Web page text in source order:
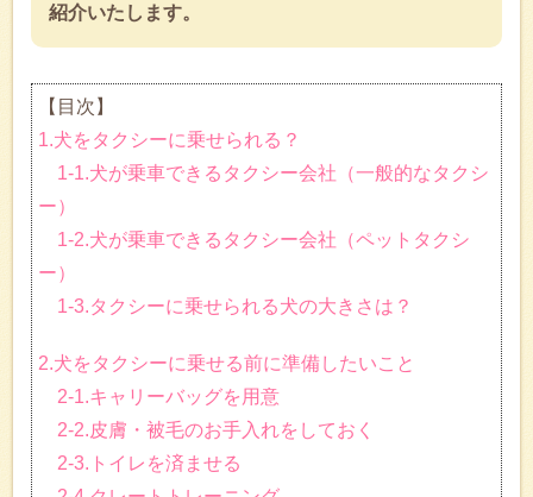
紹介いたします。
【目次】
1.犬をタクシーに乗せられる？
1-1.犬が乗車できるタクシー会社（一般的なタクシ
ー）
1-2.犬が乗車できるタクシー会社（ペットタクシ
ー）
1-3.タクシーに乗せられる犬の大きさは？
2.犬をタクシーに乗せる前に準備したいこと
2-1.キャリーバッグを用意
2-2.皮膚・被毛のお手入れをしておく
2-3.トイレを済ませる